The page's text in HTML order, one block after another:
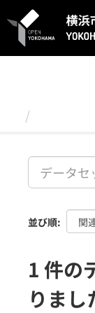
キ
並び順
1 件の
りまし